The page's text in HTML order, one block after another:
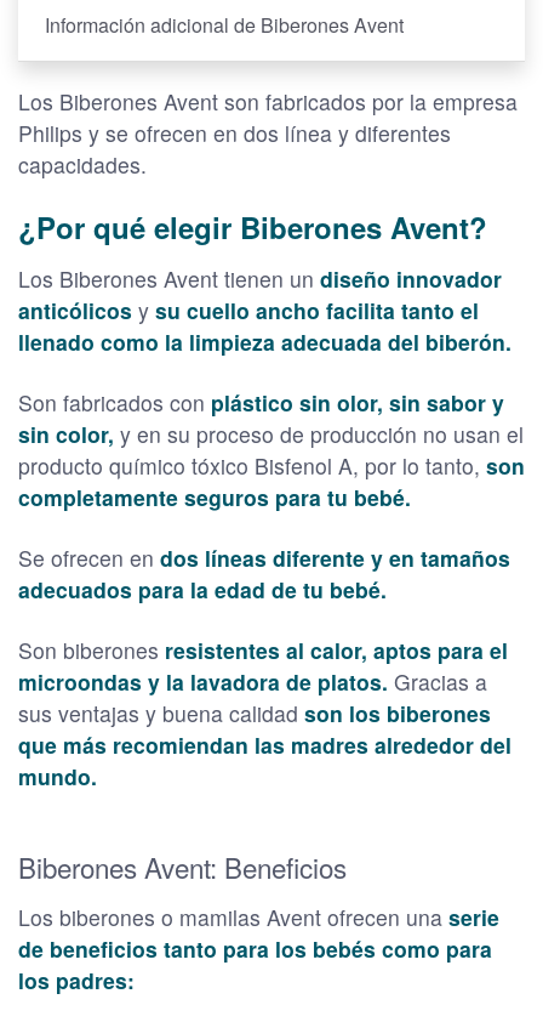
Información adicional de Biberones Avent
Los Biberones Avent son fabricados por la empresa
Philips y se ofrecen en dos línea y diferentes
capacidades.
¿Por qué elegir Biberones Avent?
Los Biberones Avent tienen un diseño innovador
anticólicos y su cuello ancho facilita tanto el
llenado como la limpieza adecuada del biberón.
Son fabricados con plástico sin olor, sin sabor y
sin color, y en su proceso de producción no usan el
producto químico tóxico Bisfenol A, por lo tanto, son
completamente seguros para tu bebé.
Se ofrecen en dos líneas diferente y en tamaños
adecuados para la edad de tu bebé.
Son biberones resistentes al calor, aptos para el
microondas y la lavadora de platos. Gracias a
sus ventajas y buena calidad son los biberones
que más recomiendan las madres alrededor del
mundo.
Biberones Avent: Beneficios
Los biberones o mamilas Avent ofrecen una serie
de beneficios tanto para los bebés como para
los padres: